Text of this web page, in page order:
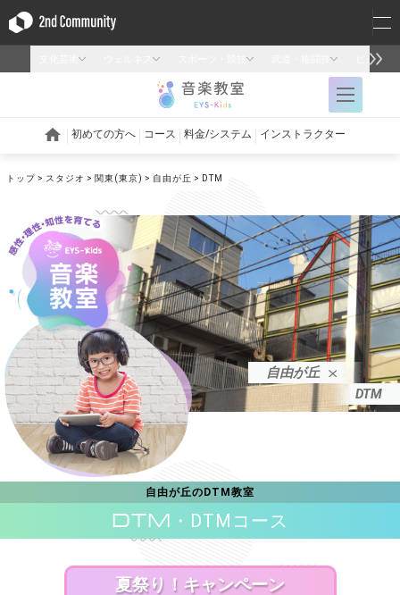
トップ スタジオ 関東(東京) 自由が丘 DTM
自由が丘
DTM
自由が丘のDTM教室
DTM ・DTMコース
夏祭り！キャンペーン